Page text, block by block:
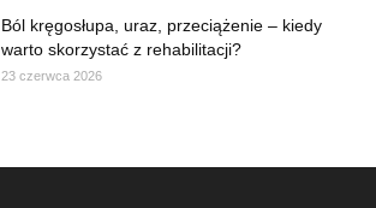
Ból kręgosłupa, uraz, przeciążenie – kiedy
warto skorzystać z rehabilitacji?
23 czerwca 2026